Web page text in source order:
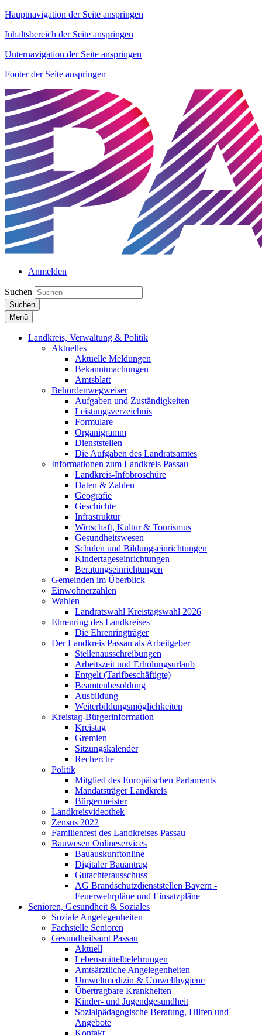
Hauptnavigation der Seite anspringen
Inhaltsbereich der Seite anspringen
Unternavigation der Seite anspringen
Footer der Seite anspringen
Anmelden
Suchen
Suchen
Menü
Landkreis, Verwaltung & Politik
Aktuelles
Aktuelle Meldungen
Bekanntmachungen
Amtsblatt
Behördenwegweiser
Aufgaben und Zuständigkeiten
Leistungsverzeichnis
Formulare
Organigramm
Dienststellen
Die Aufgaben des Landratsamtes
Informationen zum Landkreis Passau
Landkreis-Infobroschüre
Daten & Zahlen
Geografie
Geschichte
Infrastruktur
Wirtschaft, Kultur & Tourismus
Gesundheitswesen
Schulen und Bildungseinrichtungen
Kindertageseinrichtungen
Beratungseinrichtungen
Gemeinden im Überblick
Einwohnerzahlen
Wahlen
Landratswahl Kreistagswahl 2026
Ehrenring des Landkreises
Die Ehrenringträger
Der Landkreis Passau als Arbeitgeber
Stellenausschreibungen
Arbeitszeit und Erholungsurlaub
Entgelt (Tarifbeschäftigte)
Beamtenbesoldung
Ausbildung
Weiterbildungsmöglichkeiten
Kreistag-Bürgerinformation
Kreistag
Gremien
Sitzungskalender
Recherche
Politik
Mitglied des Europäischen Parlaments
Mandatsträger Landkreis
Bürgermeister
Landkreisvideothek
Zensus 2022
Familienfest des Landkreises Passau
Bauwesen Onlineservices
Bauauskunftonline
Digitaler Bauantrag
Gutachterausschuss
AG Brandschutzdienststellen Bayern -
Feuerwehrpläne und Einsatzpläne
Senioren, Gesundheit & Soziales
Soziale Angelegenheiten
Fachstelle Senioren
Gesundheitsamt Passau
Aktuell
Lebensmittelbelehrungen
Amtsärztliche Angelegenheiten
Umweltmedizin & Umwelthygiene
Übertragbare Krankheiten
Kinder- und Jugendgesundheit
Sozialpädagogische Beratung, Hilfen und
Angebote
Kontakt